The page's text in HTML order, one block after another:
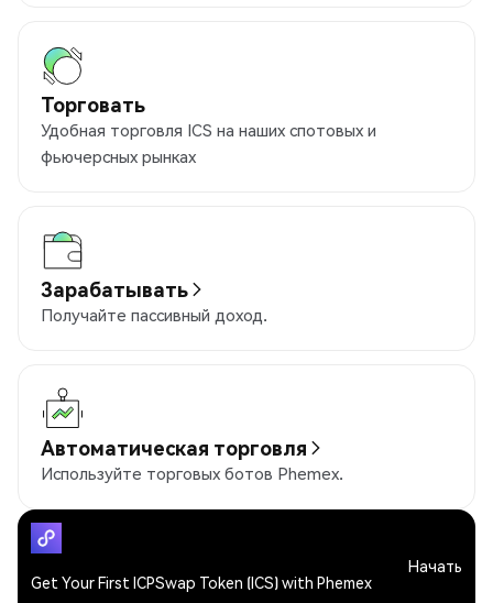
Торговать
Удобная торговля ICS на наших спотовых и
фьючерсных рынках
Зарабатывать
Получайте пассивный доход.
Автоматическая торговля
Используйте торговых ботов Phemex.
Get Your First ICPSwap Token (ICS) with Phemex
Начать